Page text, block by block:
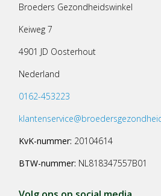
Broeders Gezondheidswinkel
Keiweg 7
4901 JD Oosterhout
Nederland
0162-453223
KvK-nummer: 20104614
BTW-nummer: NL818347557B01